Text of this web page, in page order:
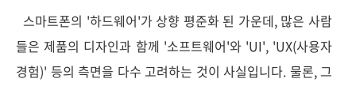
스마트폰의 '하드웨어'가 상향 평준화 된 가운데, 많은 사람
들은 제품의 디자인과 함께 '소프트웨어'와 'UI', 'UX(사용자
경험)' 등의 측면을 다수 고려하는 것이 사실입니다. 물론, 그